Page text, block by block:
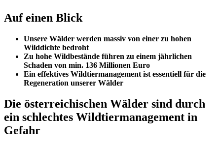
Auf einen Blick
Unsere Wälder werden massiv von einer zu hohen
Wilddichte bedroht
Zu hohe Wildbestände führen zu einem jährlichen
Schaden von min. 136 Millionen Euro
Ein effektives Wildtiermanagement ist essentiell für die
Regeneration unserer Wälder
Die österreichischen Wälder sind durch
ein schlechtes Wildtiermanagement in
Gefahr